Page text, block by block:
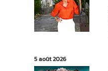
5 août 2026